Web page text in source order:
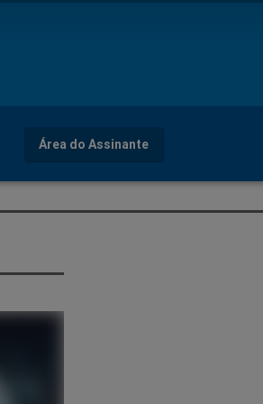
Área do Assinante